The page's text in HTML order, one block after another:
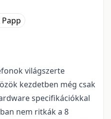
világszerte
kezdetben még csak
specifikációkkal
nem ritkák a 8